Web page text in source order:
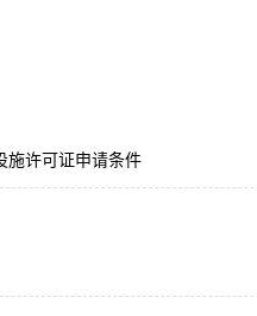
施许可证申请条件